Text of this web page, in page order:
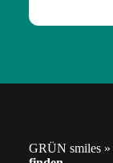
GRÜN smiles »